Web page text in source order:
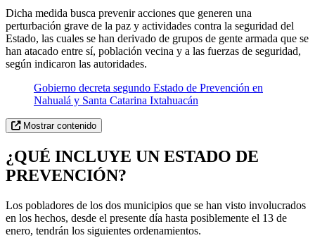
Dicha medida busca prevenir acciones que generen una
perturbación grave de la paz y actividades contra la seguridad del
Estado, las cuales se han derivado de grupos de gente armada que se
han atacado entre sí, población vecina y a las fuerzas de seguridad,
según indicaron las autoridades.
Gobierno decreta segundo Estado de Prevención en
Nahualá y Santa Catarina Ixtahuacán
Mostrar contenido
¿QUÉ INCLUYE UN ESTADO DE
PREVENCIÓN?
Los pobladores de los dos municipios que se han visto involucrados
en los hechos, desde el presente día hasta posiblemente el 13 de
enero, tendrán los siguientes ordenamientos.